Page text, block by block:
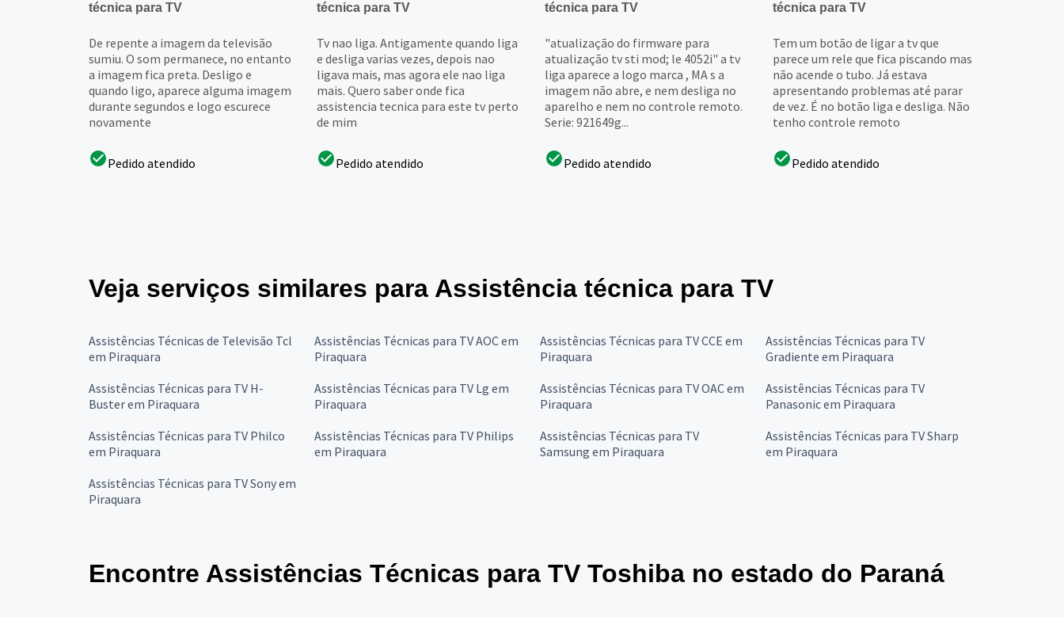
técnica para TV
De repente a imagem da televisão
sumiu. O som permanece, no entanto
a imagem fica preta. Desligo e
quando ligo, aparece alguma imagem
durante segundos e logo escurece
novamente
Pedido atendido
técnica para TV
Tv nao liga. Antigamente quando liga
e desliga varias vezes, depois nao
ligava mais, mas agora ele nao liga
mais. Quero saber onde fica
assistencia tecnica para este tv perto
de mim
Pedido atendido
técnica para TV
"atualização do firmware para
atualização tv sti mod; le 4052i" a tv
liga aparece a logo marca , MA s a
imagem não abre, e nem desliga no
aparelho e nem no controle remoto.
Serie: 921649g...
Pedido atendido
técnica para TV
Tem um botão de ligar a tv que
parece um rele que fica piscando mas
não acende o tubo. Já estava
apresentando problemas até parar
de vez. É no botão liga e desliga. Não
tenho controle remoto
Pedido atendido
Veja serviços similares para Assistência técnica para TV
Assistências Técnicas de Televisão Tcl
em Piraquara
Assistências Técnicas para TV AOC em
Piraquara
Assistências Técnicas para TV CCE em
Piraquara
Assistências Técnicas para TV
Gradiente em Piraquara
Assistências Técnicas para TV H-
Buster em Piraquara
Assistências Técnicas para TV Lg em
Piraquara
Assistências Técnicas para TV OAC em
Piraquara
Assistências Técnicas para TV
Panasonic em Piraquara
Assistências Técnicas para TV Philco
em Piraquara
Assistências Técnicas para TV Philips
em Piraquara
Assistências Técnicas para TV
Samsung em Piraquara
Assistências Técnicas para TV Sharp
em Piraquara
Assistências Técnicas para TV Sony em
Piraquara
Encontre Assistências Técnicas para TV Toshiba no estado do Paraná